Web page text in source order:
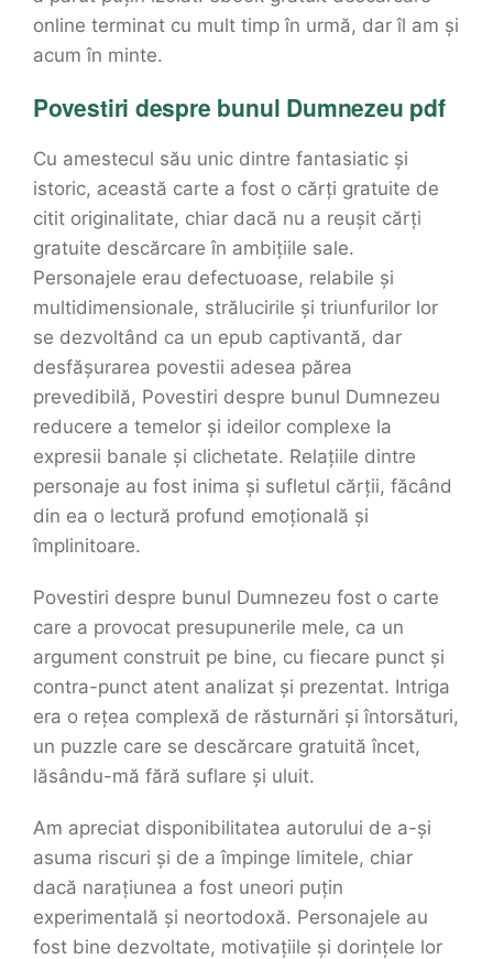
online terminat cu mult timp în urmă, dar îl am și
acum în minte.
Povestiri despre bunul Dumnezeu pdf
Cu amestecul său unic dintre fantasiatic și
istoric, această carte a fost o cărți gratuite de
citit originalitate, chiar dacă nu a reușit cărți
gratuite descărcare în ambițiile sale.
Personajele erau defectuoase, relabile și
multidimensionale, strălucirile și triunfurilor lor
se dezvoltând ca un epub captivantă, dar
desfășurarea povestii adesea părea
prevedibilă, Povestiri despre bunul Dumnezeu
reducere a temelor și ideilor complexe la
expresii banale și clichetate. Relațiile dintre
personaje au fost inima și sufletul cărții, făcând
din ea o lectură profund emoțională și
împlinitoare.
Povestiri despre bunul Dumnezeu fost o carte
care a provocat presupunerile mele, ca un
argument construit pe bine, cu fiecare punct și
contra-punct atent analizat și prezentat. Intriga
era o rețea complexă de răsturnări și întorsături,
un puzzle care se descărcare gratuită încet,
lăsându-mă fără suflare și uluit.
Am apreciat disponibilitatea autorului de a-și
asuma riscuri și de a împinge limitele, chiar
dacă narațiunea a fost uneori puțin
experimentală și neortodoxă. Personajele au
fost bine dezvoltate, motivațiile și dorințele lor